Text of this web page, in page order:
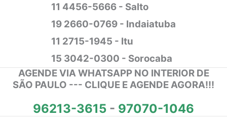
11 4456-5666 - Salto
19 2660-0769 - Indaiatuba
11 2715-1945 - Itu
15 3042-0300 - Sorocaba
AGENDE VIA WHATSAPP NO INTERIOR DE
SÃO PAULO --- CLIQUE E AGENDE AGORA!!!
96213-3615 - 97070-1046